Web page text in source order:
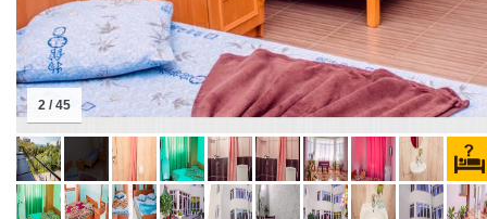
2 / 45